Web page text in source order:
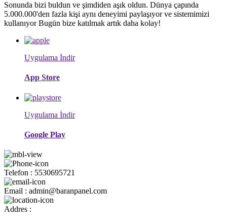
Sonunda bizi buldun ve şimdiden aşık oldun. Dünya çapında
5.000.000'den fazla kişi aynı deneyimi paylaşıyor ve sistemimizi
kullanıyor Bugün bize katılmak artık daha kolay!
Uygulama İndir
App Store
Uygulama İndir
Google Play
Telefon : 5530695721
Email : admin@baranpanel.com
Addres :